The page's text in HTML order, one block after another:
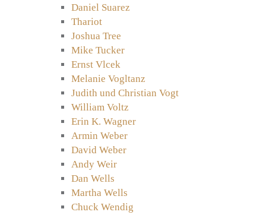
Daniel Suarez
Thariot
Joshua Tree
Mike Tucker
Ernst Vlcek
Melanie Vogltanz
Judith und Christian Vogt
William Voltz
Erin K. Wagner
Armin Weber
David Weber
Andy Weir
Dan Wells
Martha Wells
Chuck Wendig